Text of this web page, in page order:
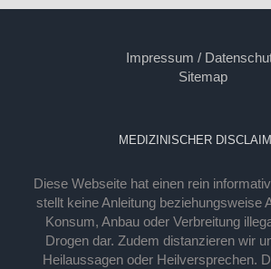
Impressum /
Sitemap
MEDIZINISCHER
Diese Webseite hat einen rein
stellt keine Anleitung beziehungsweise
Konsum, Anbau oder Verbreitung
Drogen dar. Zudem distanzieren wir
Heilaussagen oder Heilversprechen.